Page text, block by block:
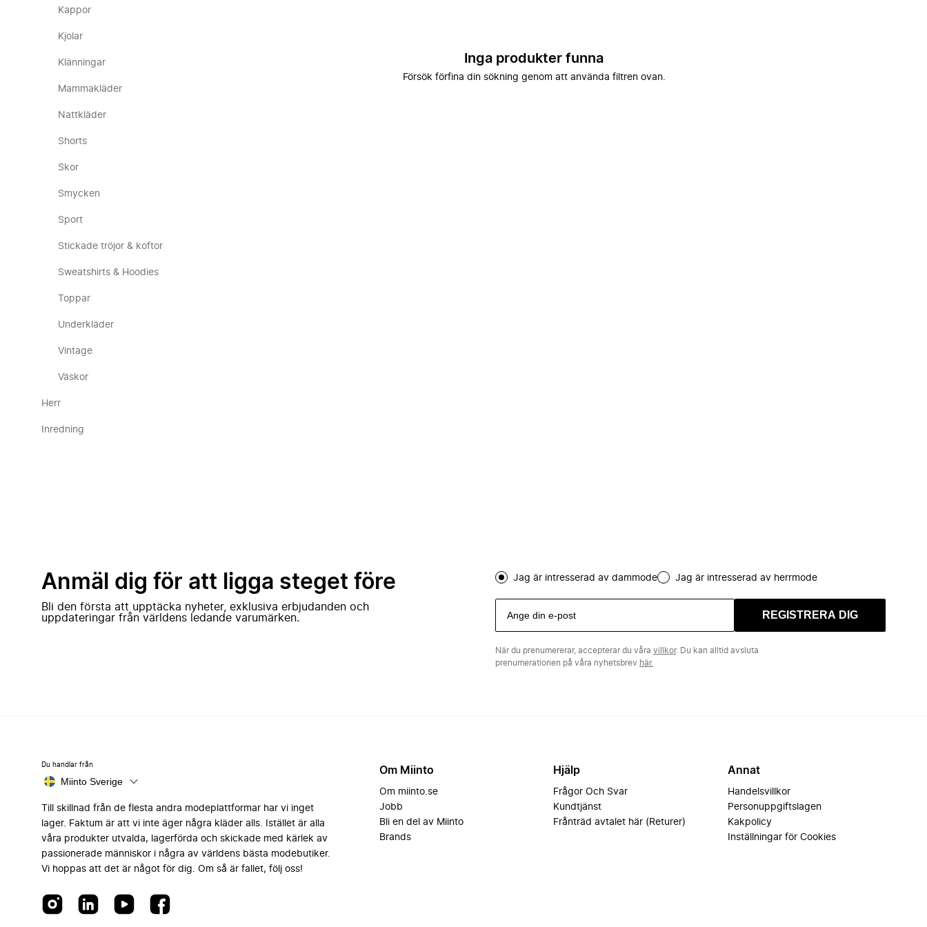
Kappor
Kjolar
Klänningar
Mammakläder
Nattkläder
Shorts
Skor
Smycken
Sport
Stickade tröjor & koftor
Sweatshirts & Hoodies
Toppar
Underkläder
Vintage
Väskor
Herr
Inredning
Inga produkter funna
Försök förfina din sökning genom att använda filtren ovan.
Anmäl dig för att ligga steget före
Bli den första att upptäcka nyheter, exklusiva erbjudanden och
uppdateringar från världens ledande varumärken.
Jag är intresserad av dammode Jag är intresserad av herrmode
REGISTRERA DIG
När du prenumererar, accepterar du våra villkor. Du kan alltid avsluta
prenumerationen på våra nyhetsbrev här.
Du handlar från
Miinto Sverige
Till skillnad från de flesta andra modeplattformar har vi inget
lager. Faktum är att vi inte äger några kläder alls. Istället är alla
våra produkter utvalda, lagerförda och skickade med kärlek av
passionerade människor i några av världens bästa modebutiker.
Vi hoppas att det är något för dig. Om så är fallet, följ oss!
Om Miinto
Om miinto.se
Jobb
Bli en del av Miinto
Brands
Hjälp
Frågor Och Svar
Kundtjänst
Frånträd avtalet här (Returer)
Annat
Handelsvillkor
Personuppgiftslagen
Kakpolicy
Inställningar för Cookies